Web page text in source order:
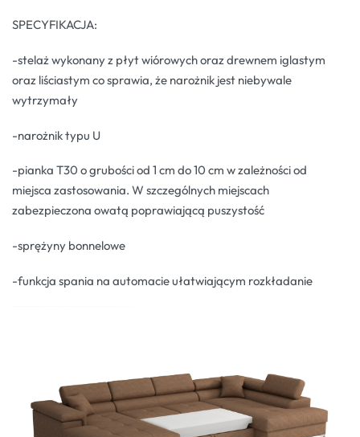
SPECYFIKACJA:
-stelaż wykonany z płyt wiórowych oraz drewnem iglastym
oraz liściastym co sprawia, że narożnik jest niebywale
wytrzymały
-narożnik typu U
-pianka T30 o grubości od 1 cm do 10 cm w zależności od
miejsca zastosowania. W szczególnych miejscach
zabezpieczona owatą poprawiającą puszystość
-sprężyny bonnelowe
-funkcja spania na automacie ułatwiającym rozkładanie